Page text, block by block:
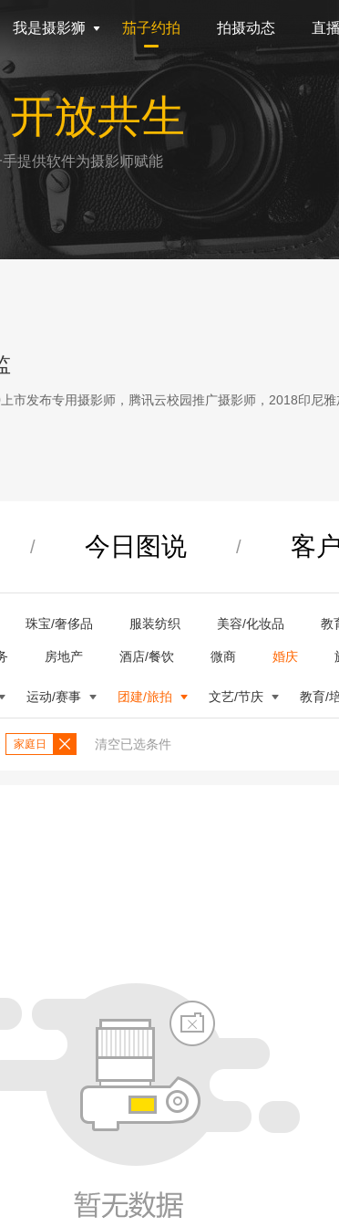
我是摄影狮 茄子约拍 拍摄动态 直
放共生
提供软件为摄影师赋能
市发布专用摄影师，腾讯云校园推广摄影师，2018印尼
/ 今日图说 / 客
珠宝/奢侈品 服装纺织 美容/化妆品 教
房地产 酒店/餐饮 微商 婚庆
运动/赛事 团建/旅拍 文艺/节庆 教育/
家庭日 清空已选条件